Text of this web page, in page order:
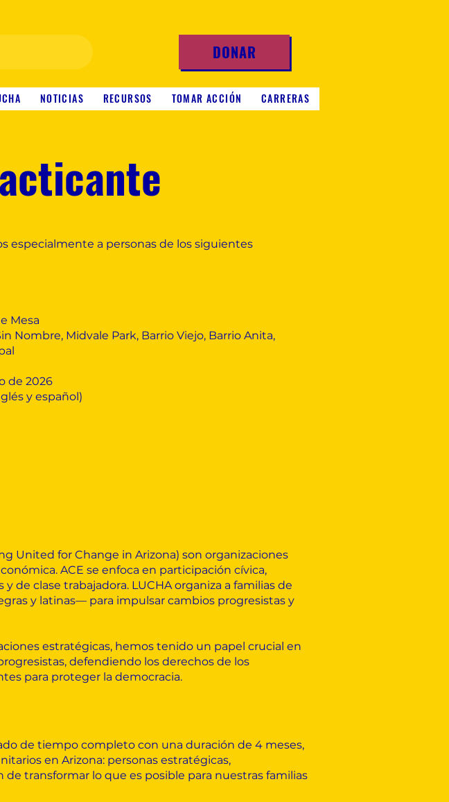
DONAR
NOTICIAS RECURSOS TOMAR ACCIÓN CARRERAS
especialmente a personas de los siguientes
Mesa
Nombre, Midvale Park, Barrio Viejo, Barrio Anita,
de 2026
y español)
United for Change in Arizona) son organizaciones
ACE se enfoca en participación cívica,
de clase trabajadora. LUCHA organiza a familias de
y latinas— para impulsar cambios progresistas y
estratégicas, hemos tenido un papel crucial en
defendiendo los derechos de los
para proteger la democracia.
de tiempo completo con una duración de 4 meses,
en Arizona: personas estratégicas,
transformar lo que es posible para nuestras familias